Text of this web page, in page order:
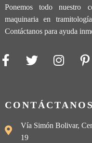
Ponemos todo nuestro
maquinaria en
Contáctanos para ayuda
CONTÁCTANOS
Vía Simón Bolivar,
19